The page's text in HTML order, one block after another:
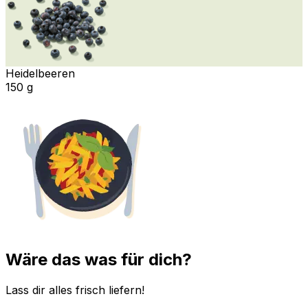
Heidelbeeren
150 g
Wäre das was für dich?
Lass dir alles frisch liefern!